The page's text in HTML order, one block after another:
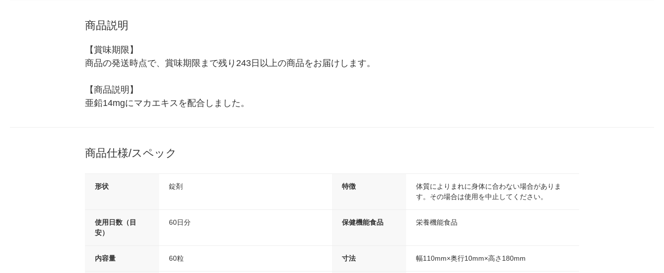
商品説明
【賞味期限】
商品の発送時点で、賞味期限まで残り243日以上の商品をお届けします。
【商品説明】
亜鉛14mgにマカエキスを配合しました。
商品仕様/スペック
形状 錠剤 特徴
体質によりまれに身体に合わない場合がありま
す。その場合は使用を中止してください。
使用日数（目
安）
60日分 保健機能食品 栄養機能食品
内容量 60粒 寸法 幅110mm×奥行10mm×高さ180mm